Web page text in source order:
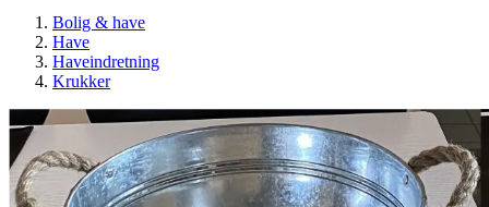
Bolig & have
Have
Haveindretning
Krukker